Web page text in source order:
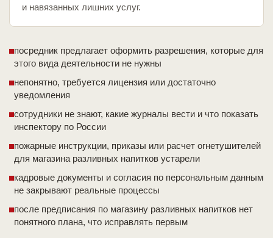
и навязанных лишних услуг.
посредник предлагает оформить разрешения, которые для
этого вида деятельности не нужны
непонятно, требуется лицензия или достаточно
уведомления
сотрудники не знают, какие журналы вести и что показать
инспектору по России
пожарные инструкции, приказы или расчет огнетушителей
для магазина разливных напитков устарели
кадровые документы и согласия по персональным данным
не закрывают реальные процессы
после предписания по магазину разливных напитков нет
понятного плана, что исправлять первым